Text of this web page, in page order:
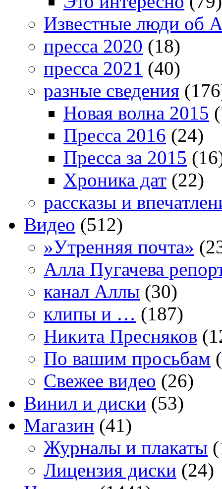
Известные люди об
пресса 2020 (18)
пресса 2021 (40)
разные сведения
Новая волна 2015
Пресса 2016 (24)
Пресса за 2015
Хроника дат (22)
рассказы и
Видео (512)
»Утренняя почта»
Алла Пугачева
канал Аллы (30)
клипы и … (187)
Никита Пресняков
По вашим просьбам
Свежее видео (26)
Винил и диски (53)
Магазин (41)
Журналы и плакаты
Лицензия диски (24)